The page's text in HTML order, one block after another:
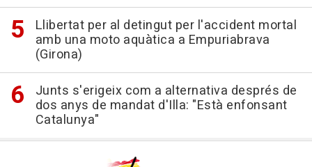
Llibertat per al detingut per l'accident mortal
amb una moto aquàtica a Empuriabrava
(Girona)
Junts s'erigeix com a alternativa després de
dos anys de mandat d'Illa: "Està enfonsant
Catalunya"